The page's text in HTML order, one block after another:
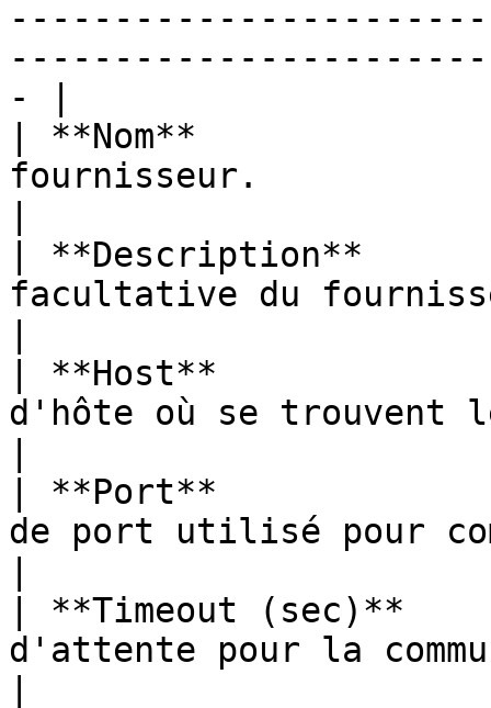
- |
| **Nom**
fournisseur.
| **Description**
facultative du
| **Host**
d'hôte où se trouvent
| **Port**
de port utilisé pour
| **Timeout (sec)**
d'attente pour la